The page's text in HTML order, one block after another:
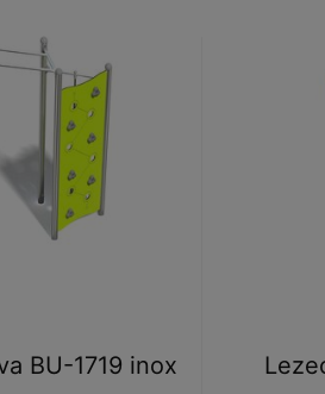
BU-1719 inox